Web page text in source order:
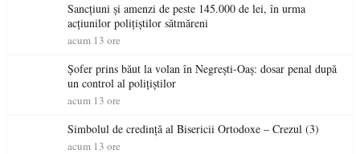
Sancțiuni și amenzi de peste 145.000 de lei, în urma
acțiunilor polițiștilor sătmăreni
acum 13 ore
Șofer prins băut la volan în Negrești-Oaș: dosar penal după
un control al polițiștilor
acum 13 ore
Simbolul de credinţă al Bisericii Ortodoxe – Crezul (3)
acum 13 ore